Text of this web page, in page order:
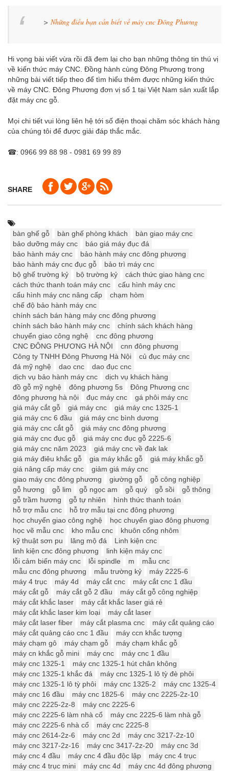
> Những điều bạn cần biết về máy cnc Đông Phương
Hi vọng bài viết vừa rồi đã đem lại cho bạn những thông tin thú vị
về kiến thức máy CNC. Đồng hành cùng Đông Phương trong
những bài viết tiếp theo để tìm hiểu thêm được những kiến thức
về máy CNC. Đông Phương đơn vị số 1 tại Việt Nam sản xuất lắp
đặt máy cnc gỗ.
Mọi chi tiết vui lòng liên hệ tới số điện thoại chăm sóc khách hàng
của chúng tôi để được giải đáp thắc mắc.
☎: 0966 99 88 98 - 0981 69 99 89
SHARE
bàn ghế gỗ bàn ghế phòng khách
bàn giao máy cnc
bảo dưỡng máy cnc
báo giá máy đục đá
bảo hành máy cnc
bảo hành máy cnc đông phương
bảo hành máy cnc đục gỗ
bảo trì máy cnc
bộ ghế trường kỷ
bộ trường kỷ
cách thức giao hàng cnc
cách thức thanh toán máy cnc
cấu hình máy cnc
cấu hình máy cnc nâng cấp
chạm hòm
chế độ bảo hành máy cnc
chính sách bán hàng máy cnc đông phương
chính sách bảo hành máy cnc
chính sách khách hàng
chuyển giao công nghệ
cnc đông phương
CNC ĐÔNG PHƯƠNG HÀ NỘI
cnn đông phương
Công ty TNHH Đông Phương Hà Nội
củ đục máy cnc
đá mỹ nghệ
dao cnc
dao đục cnc
dịch vụ bảo hành máy cnc
dịch vụ khách hàng
đồ gỗ mỹ nghệ
đông phương 5s
Đông Phương cnc
đông phương hà nội
đục máy cnc
gá phôi máy cnc
giá máy cắt gỗ
giá máy cnc
giá máy cnc 1325-1
giá máy cnc 6 đầu
giá máy cnc bình dương
giá máy cnc cắt gỗ
giá máy cnc đông phương
giá máy cnc đục gỗ
giá máy cnc đục gỗ 2225-6
giá máy cnc năm 2023
giá máy cnc về đak lak
giá máy điêu khắc gỗ
gia máy khắc gỗ
giá máy khắc gỗ
giá nâng cấp máy cnc
giảm giá máy cnc
giao máy cnc đông phương
giường gỗ
gỗ công nghiệp
gỗ hương
gỗ lim gỗ ngọc am gỗ quý gỗ sồi
gỗ thông
gỗ trầm hương
gỗ tự nhiên
hình thức thanh toán
hỗ trợ mẫu cnc
hỗ trợ mẫu tại cnc đông phương
học chuyển giao công nghệ
học chuyển giao đông phương
học vẽ mẫu cnc
kho mẫu cnc
khuôn cổng nhôm
kỹ thuật sơn pu
lăng mộ đá
Linh kiện cnc
linh kiện cnc đông phương
linh kiện máy cnc
lỗi cảm biến máy cnc
lỗi spindle m
mẫu cnc
mẫu cnc đông phương
mẫu trường kỷ
máy 2225-6
máy 4 trục
máy 4d máy cắt cnc
máy cắt cnc 1 đầu
máy cắt gỗ
máy cắt gỗ 2 đầu
máy cắt gỗ công nghiệp
máy cắt khắc laser
máy cắt khắc laser giá rẻ
máy cắt khắc laser kim loại
máy cắt laser
máy cắt laser fiber
máy cắt plasma cnc
máy cắt quảng cáo
máy cắt quảng cáo cnc 1 đầu
máy ccn khắc tượng
máy chạm gô
máy chạm gỗ
máy chạm khắc gỗ
máy cn khắc gỗ mini
máy cnc
máy cnc 1 đầu
máy cnc 1325-1
máy cnc 1325-1 hút chân không
máy cnc 1325-1 khắc đá
máy cnc 1325-1 lô tỳ đè phôi
máy cnc 1325-1 lô tỳ phôi
máy cnc 1325-2
máy cnc 1325-4
máy cnc 16 đầu
máy cnc 1825-6
máy cnc 2225-2z-10
máy cnc 2225-2z-8
máy cnc 2225-6
máy cnc 2225-6 làm nhà cổ
máy cnc 2225-6 làm nhà gỗ
máy cnc 2225-6 nhà cổ
máy cnc 2225-8
máy cnc 2614-2z-6
máy cnc 2d
máy cnc 3217-2z-10
máy cnc 3217-2z-16
máy cnc 3417-2z-20
máy cnc 3d
máy cnc 4 đầu
máy cnc 4 đầu độc lập
máy cnc 4 trục
máy cnc 4 trục mini
máy cnc 4d máy cnc 4d đông phương